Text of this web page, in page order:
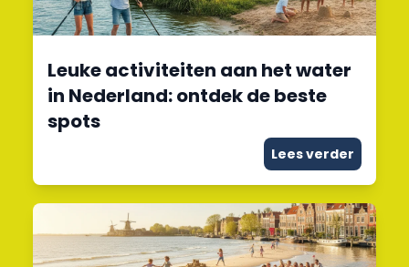
Leuke activiteiten aan het water
in Nederland: ontdek de beste
spots
Lees verder